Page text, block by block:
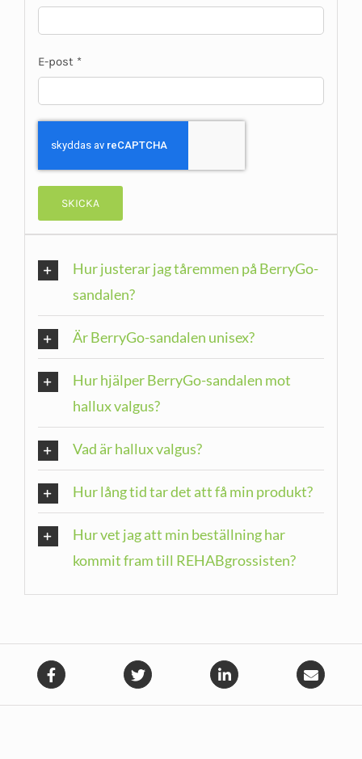
E-post *
Hur justerar jag tåremmen på BerryGo-
sandalen?
Är BerryGo-sandalen unisex?
Hur hjälper BerryGo-sandalen mot
hallux valgus?
Vad är hallux valgus?
Hur lång tid tar det att få min produkt?
Hur vet jag att min beställning har
kommit fram till REHABgrossisten?